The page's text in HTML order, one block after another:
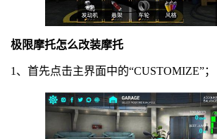
极限摩托怎么改装摩托
1、首先点击主界面中的“CUSTOMIZE”；